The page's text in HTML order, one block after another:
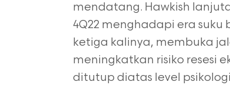
mendatang. Hawkish
4Q22 menghadapi era suku
ketiga kalinya, membuka
meningkatkan risiko resesi
ditutup diatas level